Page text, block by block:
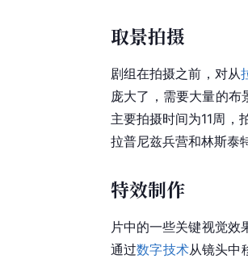
取景拍摄
剧组在拍摄之前，对从
庞大了，需要大量的布
主要拍摄时间为11周
拉普尼兹兵营和林斯泰
特效制作
片中的一些关键视觉效
通过数字技术从镜头中